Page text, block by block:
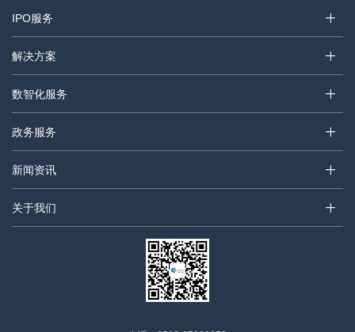
IPO服务
解决方案
数智化服务
政务服务
新闻资讯
关于我们